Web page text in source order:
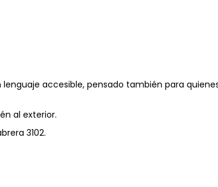
accesible, pensado también para
al exterior.
3102.